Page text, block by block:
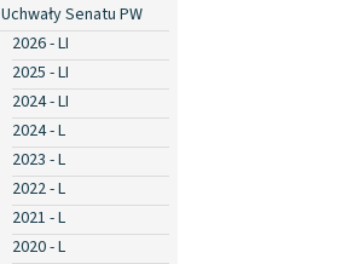
Uchwały Senatu PW
2026 - LI
2025 - LI
2024 - LI
2024 - L
2023 - L
2022 - L
2021 - L
2020 - L